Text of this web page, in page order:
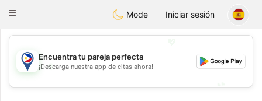
Philippines Chat
Toggle
Mode Iniciar sesión
💖
💕
Encuentra tu pareja perfecta
¡Descarga nuestra app de citas ahora!